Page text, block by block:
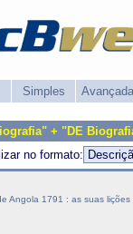
Simples Avançada
+ "DE
no formato:
Angola 1791 : as suas